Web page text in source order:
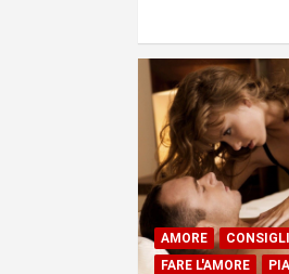
AMORE
FARE L'AMORE